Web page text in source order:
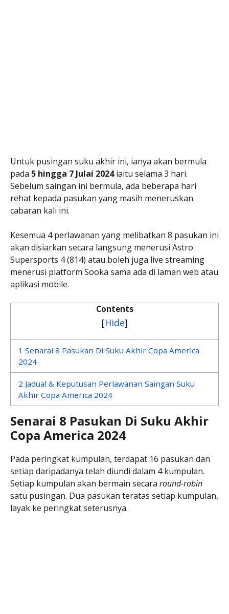
Untuk pusingan suku akhir ini, ianya akan bermula
pada 5 hingga 7 Julai 2024iaitu selama 3 hari.
Sebelum saingan ini bermula, ada beberapa hari
rehat kepada pasukan yang masih meneruskan
cabaran kali ini.
Kesemua 4 perlawanan yang melibatkan 8 pasukan ini
akan disiarkan secara langsung menerusi Astro
Supersports 4 (814) atau boleh juga live streaming
menerusi platform Sooka sama ada di laman web atau
aplikasi mobile.
Contents
[Hide]
1 Senarai 8 Pasukan Di Suku Akhir Copa America
2024
2 Jadual & Keputusan Perlawanan Saingan Suku
Akhir Copa America 2024
Senarai 8 Pasukan Di Suku Akhir
Copa America 2024
Pada peringkat kumpulan, terdapat 16 pasukan dan
setiap daripadanya telah diundi dalam 4 kumpulan.
Setiap kumpulan akan bermain secara round-robin
satu pusingan. Dua pasukan teratas setiap kumpulan,
layak ke peringkat seterusnya.